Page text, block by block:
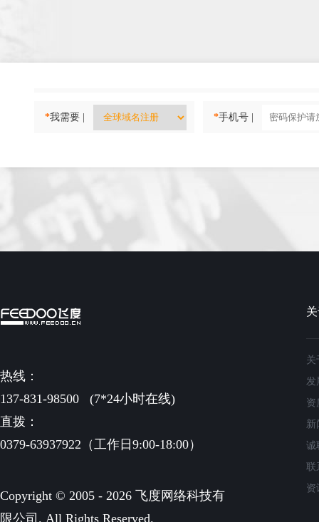
*我需要 | *手机号 |
热线：
137-831-98500
(7*24小时在线)
直拨：
0379-63937922（工作日9:00-18:00）
Copyright © 2005 - 2026 飞度网络科技有
限公司. All Rights Reserved.
关
发
资
新
诚
联
资